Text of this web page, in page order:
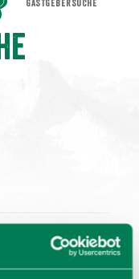
GASTGEBERSUCHE